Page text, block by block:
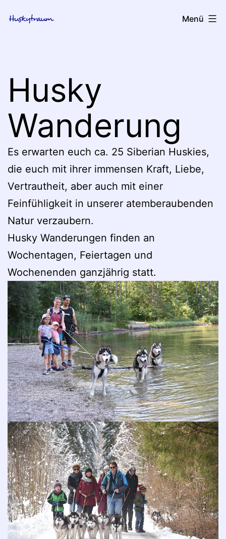
Inhalt
huskytraumMenü
Husky
Wanderung
Es erwarten euch ca. 25 Siberian Huskies,
die euch mit ihrer immensen Kraft, Liebe,
Vertrautheit, aber auch mit einer
Feinfühligkeit in unserer atemberaubenden
Natur verzaubern.
Husky Wanderungen finden an
Wochentagen, Feiertagen und
Wochenenden ganzjährig statt.